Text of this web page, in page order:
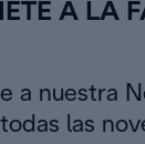
A LA
a nuestra
las